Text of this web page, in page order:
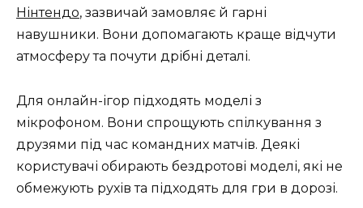
Нінтендо, зазвичай замовляє й гарні
навушники. Вони допомагають краще відчути
атмосферу та почути дрібні деталі.
Для онлайн-ігор підходять моделі з
мікрофоном. Вони спрощують спілкування з
друзями під час командних матчів. Деякі
користувачі обирають бездротові моделі, які не
обмежують рухів та підходять для гри в дорозі.